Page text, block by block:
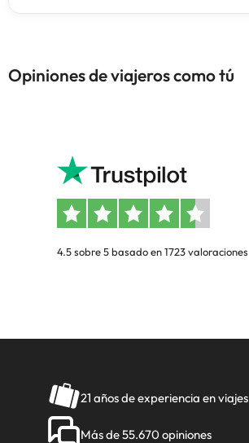
Opiniones de viajeros como tú
4.5 sobre 5 basado en 1723 valoraciones
21 años de experiencia en viajes
Más de 55.670 opiniones